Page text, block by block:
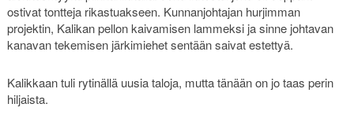
ostivat tontteja rikastuakseen. Kunnanjohtajan hurjimman
projektin, Kalikan pellon kaivamisen lammeksi ja sinne johtavan
kanavan tekemisen järkimiehet sentään saivat estettyä.
Kalikkaan tuli rytinällä uusia taloja, mutta tänään on jo taas perin
hiljaista.